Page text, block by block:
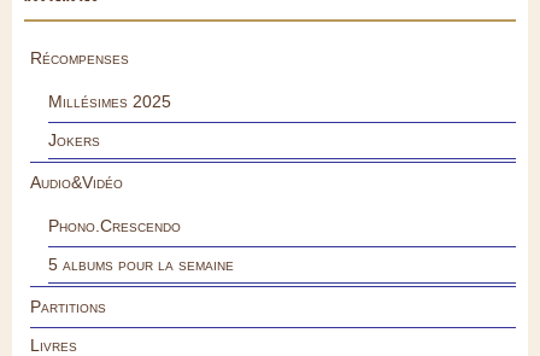
Récompenses
Millésimes 2025
Jokers
Audio&Vidéo
Phono.Crescendo
5 albums pour la semaine
Partitions
Livres